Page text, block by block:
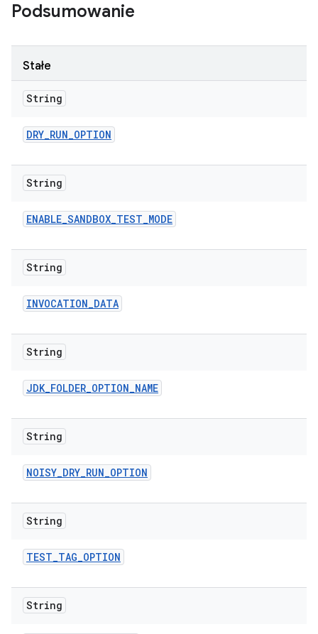
Podsumowanie
Stałe
String
DRY_RUN_OPTION
String
ENABLE_SANDBOX_TEST_MODE
String
INVOCATION_DATA
String
JDK_FOLDER_OPTION_NAME
String
NOISY_DRY_RUN_OPTION
String
TEST_TAG_OPTION
String